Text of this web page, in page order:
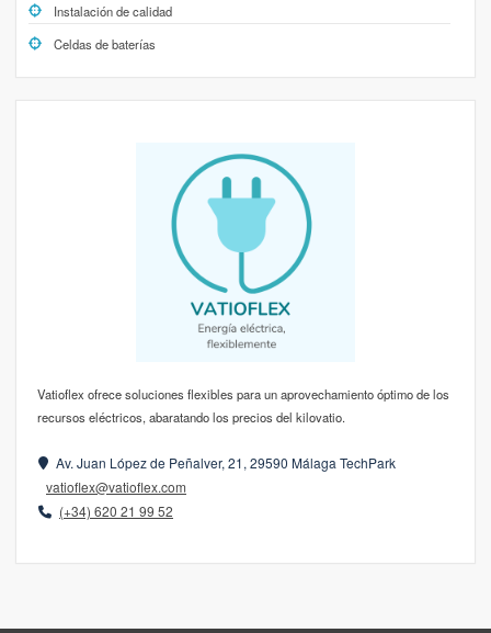
Instalación de calidad
Celdas de baterías
Vatioflex ofrece soluciones flexibles para un aprovechamiento óptimo de los
recursos eléctricos, abaratando los precios del kilovatio.
Av. Juan López de Peñalver, 21, 29590 Málaga TechPark
vatioflex@vatioflex.com
(+34) 620 21 99 52